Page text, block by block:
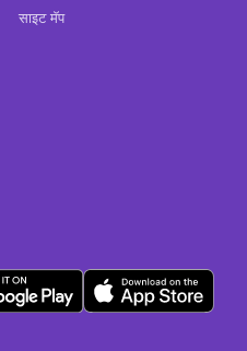
साइट मॅप